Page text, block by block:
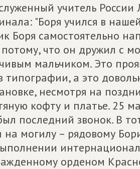
учитель России
"Боря учился в
Боря самостоятельно
что он дружил с
мальчиком. Это
а это
несмотря на
кофту и платье. 25
последний звонок. В
могилу – рядовому
орденом